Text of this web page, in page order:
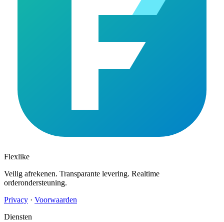
Flexlike
Veilig afrekenen. Transparante levering. Realtime
orderondersteuning.
Privacy · Voorwaarden
Diensten